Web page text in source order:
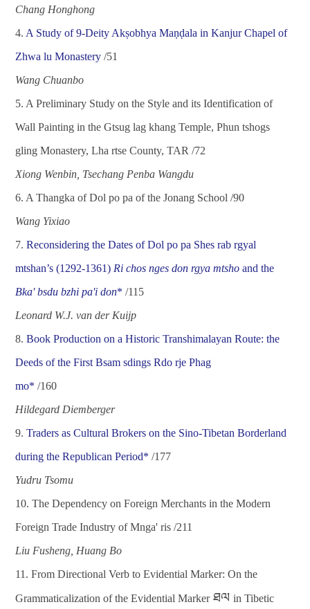
Chang Honghong
4. A Study of 9-Deity Akṣobhya Maṇḍala in Kanjur Chapel of
Zhwa lu Monastery /51
Wang Chuanbo
5. A Preliminary Study on the Style and its Identification of
Wall Painting in the Gtsug lag khang Temple, Phun tshogs
gling Monastery, Lha rtse County, TAR /72
Xiong Wenbin, Tsechang Penba Wangdu
6. A Thangka of Dol po pa of the Jonang School/90
Wang Yixiao
7.Reconsidering the Dates of Dol po pa Shes rab rgyal
mtshan’s (1292-1361) Ri chos nges don rgya mtsho and the
Bka' bsdu bzhi pa'i don* /115
Leonard W.J. van der Kuijp
8.Book Production on a Historic Transhimalayan Route: the
Deeds of the First Bsam sdings Rdo rje Phag
mo* /160
Hildegard Diemberger
9.Traders as Cultural Brokers on the Sino-Tibetan Borderland
during the Republican Period*/177
Yudru Tsomu
10.The Dependency on Foreign Merchants in the Modern
Foreign Trade Industry of Mnga' ris/211
Liu Fusheng, Huang Bo
11.From Directional Verb to Evidential Marker: On the
Grammaticalization of the Evidential Markerཐལin Tibetic